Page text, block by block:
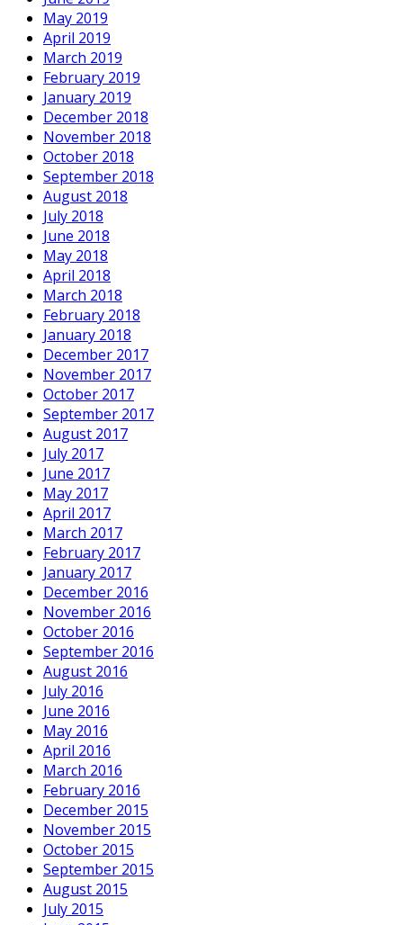
May 2019
April 2019
March 2019
February 2019
January 2019
December 2018
November 2018
October 2018
September 2018
August 2018
July 2018
June 2018
May 2018
April 2018
March 2018
February 2018
January 2018
December 2017
November 2017
October 2017
September 2017
August 2017
July 2017
June 2017
May 2017
April 2017
March 2017
February 2017
January 2017
December 2016
November 2016
October 2016
September 2016
August 2016
July 2016
June 2016
May 2016
April 2016
March 2016
February 2016
December 2015
November 2015
October 2015
September 2015
August 2015
July 2015